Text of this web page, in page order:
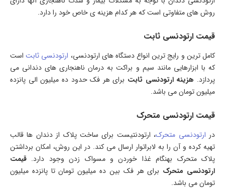
روش های متفاوتی است که هر کدام هزینه ی خاص خود را دارد.
قیمت ارتودنسی ثابت
کامل ترین و رایج ترین انواع دستگاه های ارتودنسی، ارتودنسی ثابتاست
که با ابزارهایی مانند سیم و براکت به درمان ناهنجاری های دندانی می
پردازد. هزینه ارتودنسی ثابت برای هر فک حدود ده میلیون الی پانزده
میلیون تومان می باشد.
قیمت ارتودنسی متحرک
در ارتودنسی متحرک، ارتودنتیست برای ساخت پلاک از دندان ها قالب
تهیه کرده و آن را به لابراتوار ارسال می کند. در این روش، امکان برداشتن
پلاک متحرک بهنگام غذا خوردن و مسواک زدن وجود دارد. قیمت
ارتودنسی متحرک برای هر فک بین ده میلیون تومان تا پانزده میلیون
تومان می باشد.